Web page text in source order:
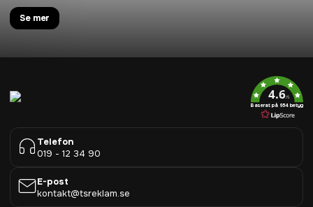
Se mer
4.6/5
Baserat på 954 betyg
Telefon
019 - 12 34 90
E-post
kontakt@tsreklam.se